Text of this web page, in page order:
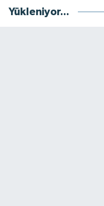
Yükleniyor...